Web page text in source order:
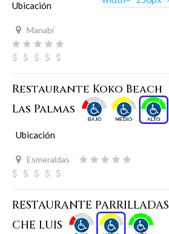
Ubicación
Manabí
Restaurante Koko Beach
Las Palmas
Ubicación
Esmeraldas
RESTAURANTE PARRILLADAS
CHE LUIS